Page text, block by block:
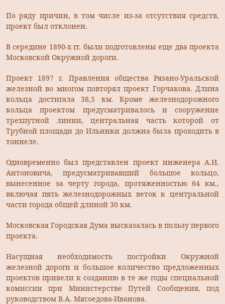
По ряду причин, в том числе из-за отсутствия средств,
проект был отклонен.
В середине 1890-х гг. были подготовлены еще два проекта
Московской Окружной дороги.
Проект 1897 г. Правления общества Рязано-Уральской
железной во многом повторял проект Горчакова. Длина
кольца достигала 38,5 км. Кроме железнодорожного
кольца проектом предусматривалось и сооружение
трехпутной линии, центральная часть которой от
Трубной площади до Ильинки должна была проходить в
тоннеле.
Одновременно был представлен проект инженера А.И.
Антоновича, предусматривавший большое кольцо,
вынесенное за черту города, протяженностью 64 км.,
включая пять железнодорожных веток к центральной
части города общей длиной 30 км.
Московская Городская Дума высказалась в пользу первого
проекта.
Насущная необходимость постройки Окружной
железной дороги и большое количество предложенных
проектов привели к созданию в те же годы специальной
комиссии при Министерстве Путей Сообщения, под
руководством В.А. Мясоедова-Иванова.